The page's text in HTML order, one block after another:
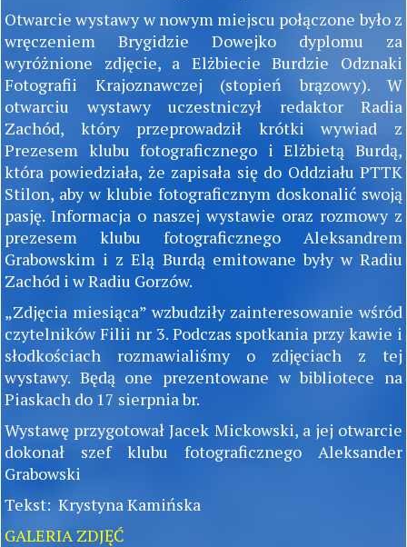
Otwarcie wystawy w nowym miejscu połączone było z
wręczeniem Brygidzie Dowejko dyplomu za
wyróżnione zdjęcie, a Elżbiecie Burdzie Odznaki
Fotografii Krajoznawczej (stopień brązowy). W
otwarciu wystawy uczestniczył redaktor Radia
Zachód, który przeprowadził krótki wywiad z
Prezesem klubu fotograficznego i Elżbietą Burdą,
która powiedziała, że zapisała się do Oddziału PTTK
Stilon, aby w klubie fotograficznym doskonalić swoją
pasję. Informacja o naszej wystawie oraz rozmowy z
prezesem klubu fotograficznego Aleksandrem
Grabowskim i z Elą Burdą emitowane były w Radiu
Zachód i w Radiu Gorzów.
„Zdjęcia miesiąca” wzbudziły zainteresowanie wśród
czytelników Filii nr 3. Podczas spotkania przy kawie i
słodkościach rozmawialiśmy o zdjęciach z tej
wystawy. Będą one prezentowane w bibliotece na
Piaskach do 17 sierpnia br.
Wystawę przygotował Jacek Mickowski, a jej otwarcie
dokonał szef klubu fotograficznego Aleksander
Grabowski
Tekst: Krystyna Kamińska
GALERIA ZDJĘĆ